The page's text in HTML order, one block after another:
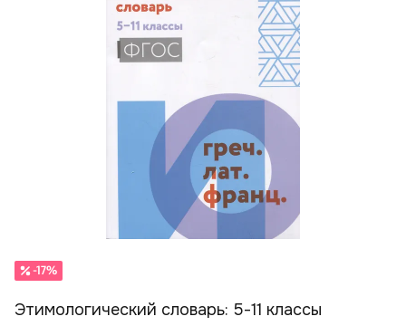
-17%
Этимологический словарь: 5-11 классы